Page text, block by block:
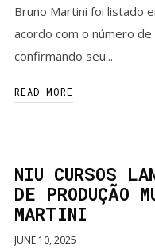
Bruno Martini foi listado
acordo com o número
confirmando seu...
READ MORE
NIU CURSOS
DE PRODUÇÃO
MARTINI
JUNE 10, 2025